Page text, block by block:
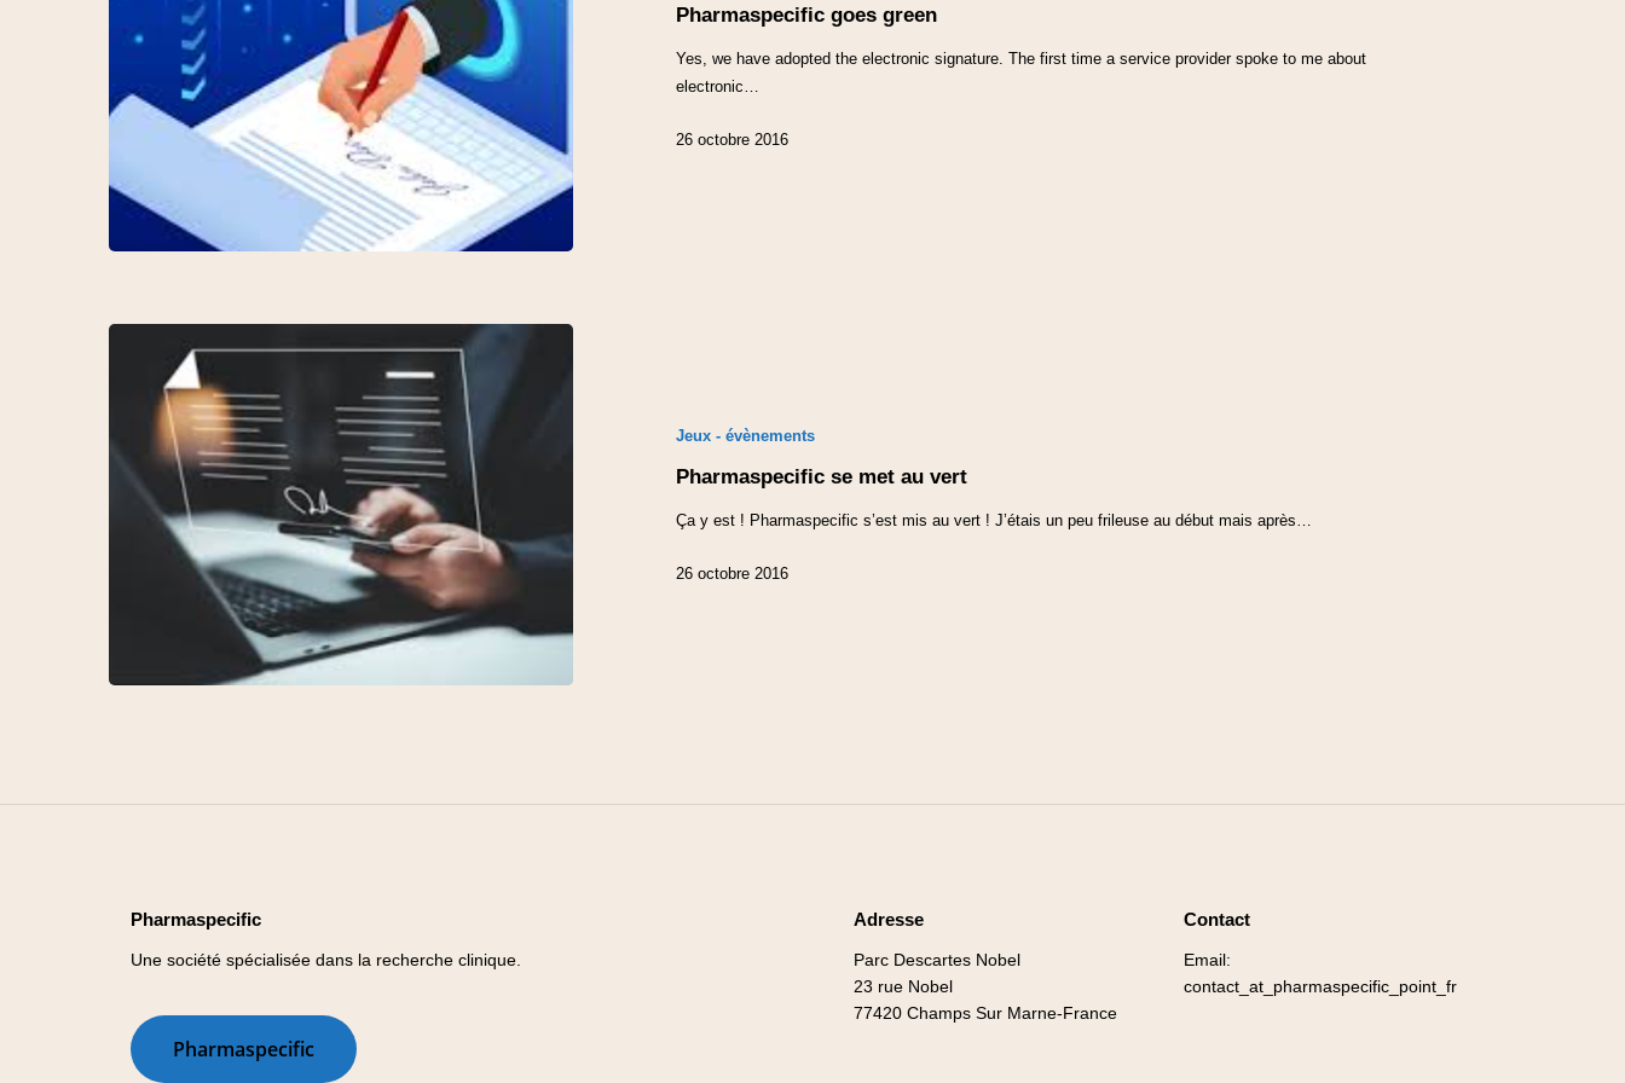
Pharmaspecific goes green
Yes, we have adopted the electronic signature. The first time a service provider spoke to me about
electronic…
26 octobre 2016
Jeux - évènements
Pharmaspecific se met au vert
Ça y est ! Pharmaspecific s’est mis au vert ! J’étais un peu frileuse au début mais après…
26 octobre 2016
Pharmaspecific
Une société spécialisée dans la recherche clinique.
Pharmaspecific
Adresse
Parc Descartes Nobel
23 rue Nobel
77420 Champs Sur Marne-France
Contact
Email:
contact_at_pharmaspecific_point_fr